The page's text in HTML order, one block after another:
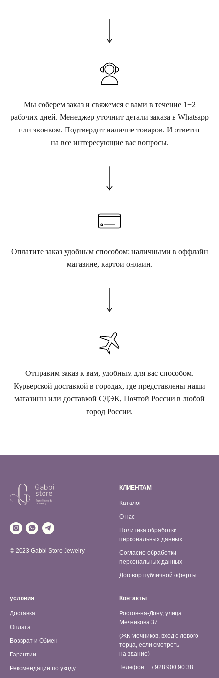
Мы соберем заказ и свяжемся с вами в течение 1−2
рабочих дней. Менеджер уточнит детали заказа в Whatsapp
или звонком. Подтвердит наличие товаров. И ответит
на все интересующие вас вопросы.
Оплатите заказ удобным способом: наличными в оффлайн
магазине, картой онлайн.
Отправим заказ к вам, удобным для вас способом.
Курьерской доставкой в городах, где представлены наши
магазины или доставкой СДЭК, Почтой России в любой
город России.
© 2023 Gabbi Store Jewelry
КЛИЕНТАМ
Каталог
О нас
Политика обработки
персональных данных
Согласие обработки
персональных данных
Договор публичной оферты
условия
Доставка
Оплата
Возврат и Обмен
Гарантии
Рекомендации по уходу
Контакты
Ростов-на-Дону, улица
Мечникова 37
(ЖК Мечников, вход с левого
торца, если смотреть
на здание)
Телефон: +7 928 900 90 38